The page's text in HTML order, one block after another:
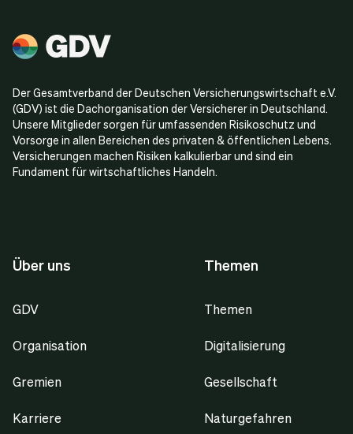
Der Gesamtverband der Deutschen Versicherungswirtschaft e.V.
(GDV) ist die Dachorganisation der Versicherer in Deutschland.
Unsere Mitglieder sorgen für umfassenden Risikoschutz und
Vorsorge in allen Bereichen des privaten & öffentlichen Lebens.
Versicherungen machen Risiken kalkulierbar und sind ein
Fundament für wirtschaftliches Handeln.
Über uns
GDV
Organisation
Gremien
Karriere
Themen
Themen
Digitalisierung
Gesellschaft
Naturgefahren